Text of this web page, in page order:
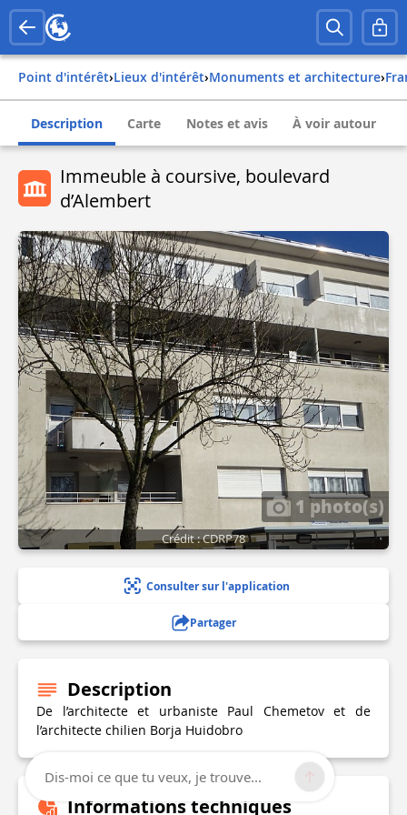
Point d'intérêt› Lieux d'intérêt› Monuments et architecture›
Description Carte Notes et avis À voir autour
Immeuble à coursive, boulevard
d’Alembert
1 photo(s)
Crédit : CDRP78
Consulter sur l'application
Partager
Description
De l’architecte et urbaniste Paul Chemetov et de
l’architecte chilien Borja Huidobro
Informations techniques
Dis-moi ce que tu veux, je trouve...